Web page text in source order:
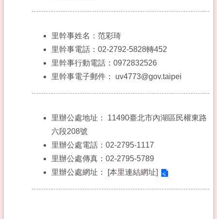
里幹事姓名：范彩琦
里幹事電話：02-2792-5828轉452
里幹事行動電話：0972832526
里幹事電子郵件： uv4773@gov.taipei
里辦公處地址： 11490臺北市內湖區民權東路
六段208號
里辦公處電話：02-2795-1117
里辦公處傳真：02-2795-5789
里辦公處網址：
[本里連結網址]